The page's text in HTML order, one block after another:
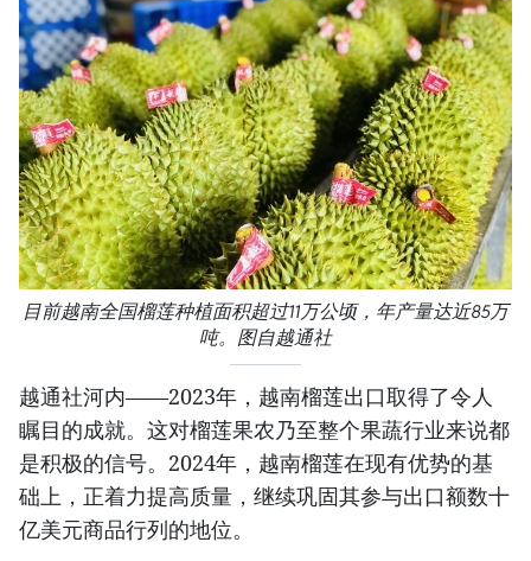
目前越南全国榴莲种植面积超过11万公顷，年产量达近85万
吨。图自越通社
越通社河内——2023年，越南榴莲出口取得了令人
瞩目的成就。这对榴莲果农乃至整个果蔬行业来说都
是积极的信号。2024年，越南榴莲在现有优势的基
础上，正着力提高质量，继续巩固其参与出口额数十
亿美元商品行列的地位。